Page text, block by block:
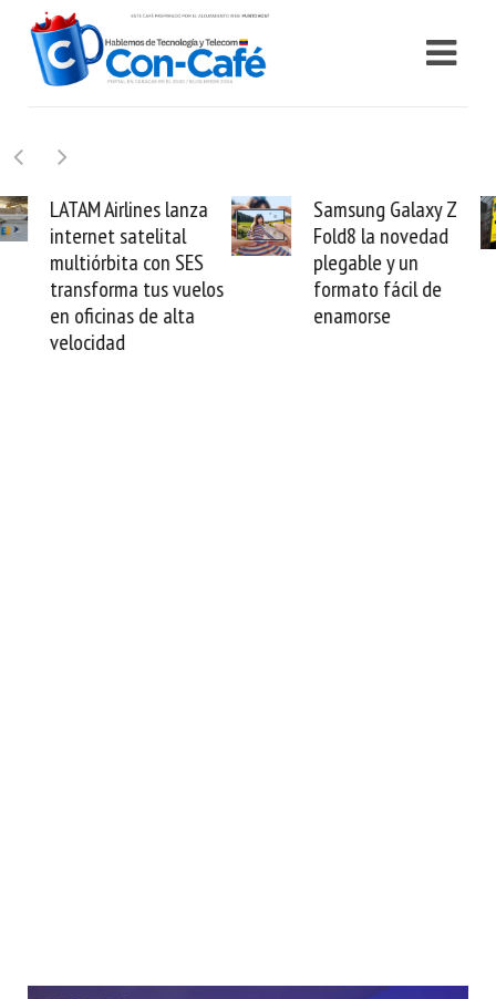
Samsung Galaxy Z
Fold8 la novedad
plegable y un
formato fácil de
enamorse
Cashea levanta 100
millones de dólares y
valida el crédito del
venezolano ante el
mundo